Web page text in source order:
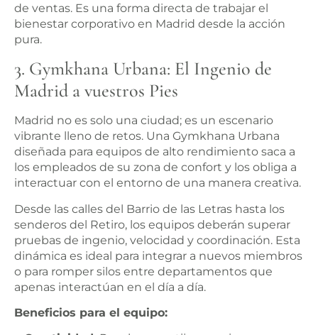
de ventas. Es una forma directa de trabajar el
bienestar corporativo en Madrid desde la acción
pura.
3. Gymkhana Urbana: El Ingenio de
Madrid a vuestros Pies
Madrid no es solo una ciudad; es un escenario
vibrante lleno de retos. Una Gymkhana Urbana
diseñada para equipos de alto rendimiento saca a
los empleados de su zona de confort y los obliga a
interactuar con el entorno de una manera creativa.
Desde las calles del Barrio de las Letras hasta los
senderos del Retiro, los equipos deberán superar
pruebas de ingenio, velocidad y coordinación. Esta
dinámica es ideal para integrar a nuevos miembros
o para romper silos entre departamentos que
apenas interactúan en el día a día.
Beneficios para el equipo: